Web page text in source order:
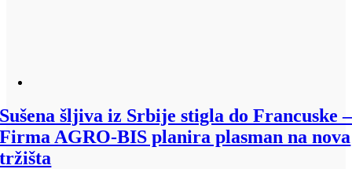
Sušena šljiva iz Srbije stigla do Francuske –
Firma AGRO-BIS planira plasman na nova
tržišta